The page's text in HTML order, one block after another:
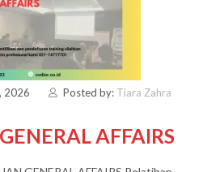
2026 Posted by: Tiara Zahra
AFFAIRS